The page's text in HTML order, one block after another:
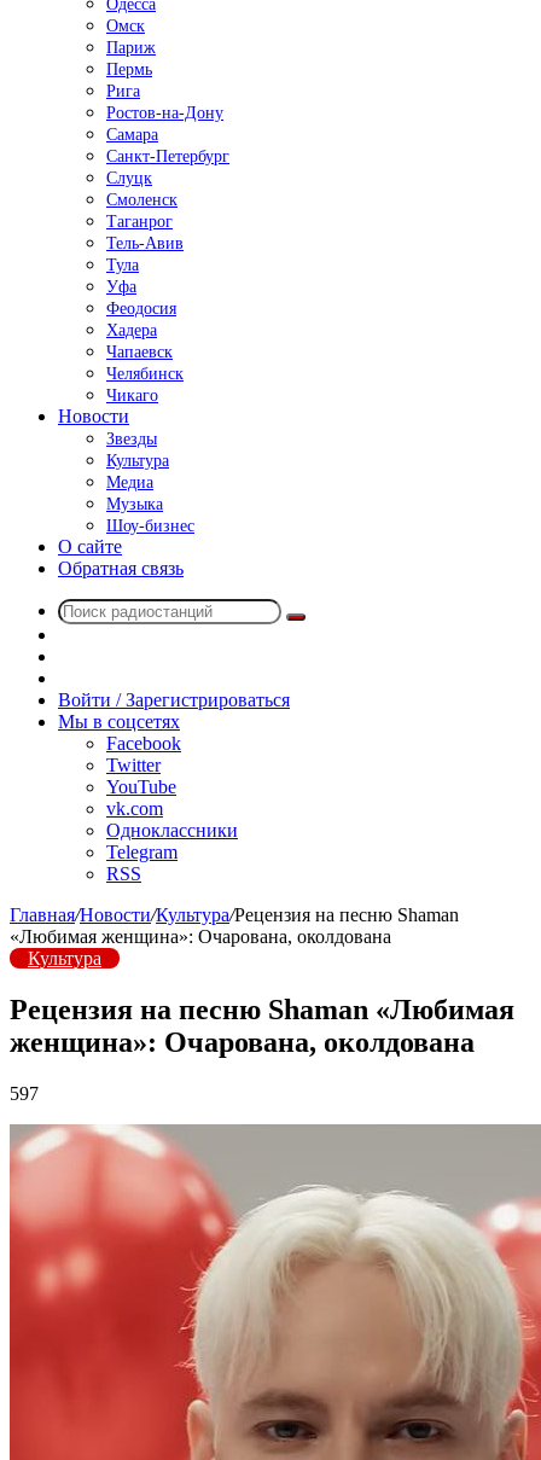
Одесса
Омск
Париж
Пермь
Рига
Ростов-на-Дону
Самара
Санкт-Петербург
Слуцк
Смоленск
Таганрог
Тель-Авив
Тула
Уфа
Феодосия
Хадера
Чапаевск
Челябинск
Чикаго
Новости
Звезды
Культура
Медиа
Музыка
Шоу-бизнес
О сайте
Обратная связь
Поиск
радио
Войти / Зарегистрироваться
Мы в соцсетях
Facebook
Twitter
YouTube
vk.com
Одноклассники
Telegram
RSS
Главная/Новости/Культура/Рецензия на песню Shaman
«Любимая женщина»: Очарована, околдована
Культура
Рецензия на песню Shaman «Любимая
женщина»: Очарована, околдована
597